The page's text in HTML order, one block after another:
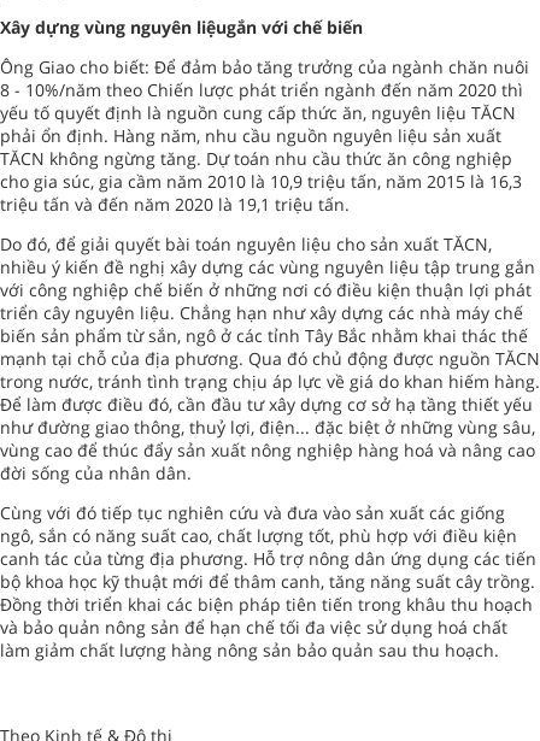
Xây dựng vùng nguyên liệugắn với chế biến
Ông Giao cho biết: Để đảm bảo tăng trưởng của ngành chăn nuôi
8 - 10%/năm theo Chiến lược phát triển ngành đến năm 2020 thì
yếu tố quyết định là nguồn cung cấp thức ăn, nguyên liệu TĂCN
phải ổn định. Hàng năm, nhu cầu nguồn nguyên liệu sản xuất
TĂCN không ngừng tăng. Dự toán nhu cầu thức ăn công nghiệp
cho gia súc, gia cầm năm 2010 là 10,9 triệu tấn, năm 2015 là 16,3
triệu tấn và đến năm 2020 là 19,1 triệu tấn.
Do đó, để giải quyết bài toán nguyên liệu cho sản xuất TĂCN,
nhiều ý kiến đề nghị xây dựng các vùng nguyên liệu tập trung gắn
với công nghiệp chế biến ở những nơi có điều kiện thuận lợi phát
triển cây nguyên liệu. Chẳng hạn như xây dựng các nhà máy chế
biến sản phẩm từ sắn, ngô ở các tỉnh Tây Bắc nhằm khai thác thế
mạnh tại chỗ của địa phương. Qua đó chủ động được nguồn TĂCN
trong nước, tránh tình trạng chịu áp lực về giá do khan hiếm hàng.
Để làm được điều đó, cần đầu tư xây dựng cơ sở hạ tầng thiết yếu
như đường giao thông, thuỷ lợi, điện... đặc biệt ở những vùng sâu,
vùng cao để thúc đẩy sản xuất nông nghiệp hàng hoá và nâng cao
đời sống của nhân dân.
Cùng với đó tiếp tục nghiên cứu và đưa vào sản xuất các giống
ngô, sắn có năng suất cao, chất lượng tốt, phù hợp với điều kiện
canh tác của từng địa phương. Hỗ trợ nông dân ứng dụng các tiến
bộ khoa học kỹ thuật mới để thâm canh, tăng năng suất cây trồng.
Đồng thời triển khai các biện pháp tiên tiến trong khâu thu hoạch
và bảo quản nông sản để hạn chế tối đa việc sử dụng hoá chất
làm giảm chất lượng hàng nông sản bảo quản sau thu hoạch.
Theo Kinh tế & Đô thị